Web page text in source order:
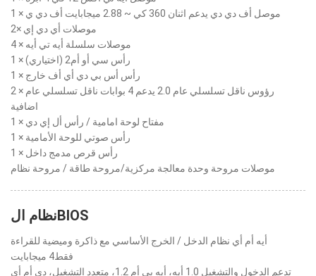
1 × موصل أف دي دي يدعم اثنان 360 كي ~ 2.88 ميجابايت أف دي ي
2× موصلات أي دي إي
4 × موصلات سلسلة أيه تي أيه
1 × رأس سي أو أم2 (اختياري)
1 × رأس أس بي دي أي أف خارج
2 × رؤوس ناقل تسلسلي عام 2.0 يدعم 4 بوابات ناقل تسلسلي عام
اضافية
1 × مفتاح لوحة امامية / رأس أل إي دي
1 × رأس صوتي للوحة الأمامية
1 × رأس قرص مدمج داخل
موصلات مروحة وحدة معالجة مركزية/مروحة طاقة / مروحة نظام
نظام الBIOS
أيه أم أي نظام الدخل / الخرج الأساسي مع ذاكرة وميضية للقراءة
فقط4 ميجابايت
تدعم الدخول والتشغيل 1.0 أيه، أيه بي أم 1.2، متعدد التشغيل، دي أم أي